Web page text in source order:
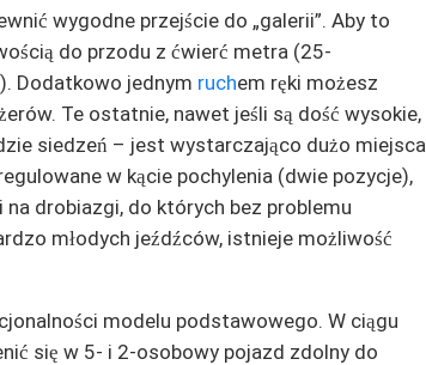
wygodne przejście do „galerii”. Aby to
do przodu z ćwierć metra (25-
Dodatkowo jednym ruchem ręki możesz
Te ostatnie, nawet jeśli są dość wysokie,
siedzeń – jest wystarczająco dużo miejsca
w kącie pochylenia (dwie pozycje),
na drobiazgi, do których bez problemu
młodych jeźdźców, istnieje możliwość
modelu podstawowego. W ciągu
się w 5- i 2-osobowy pojazd zdolny do